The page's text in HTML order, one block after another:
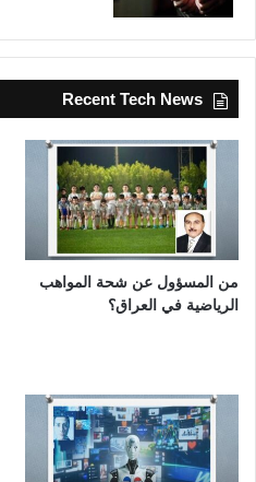
Recent Tech News
من المسؤول عن شحة المواهب
الرياضية في العراق؟